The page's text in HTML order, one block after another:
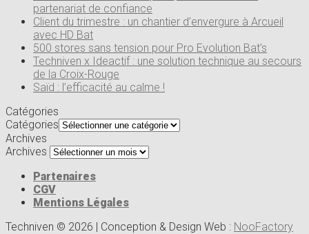
partenariat de confiance
Client du trimestre : un chantier d’envergure à Arcueil
avec HD Bat
500 stores sans tension pour Pro Evolution Bat’s
Techniven x Ideactif : une solution technique au secours
de la Croix-Rouge
Saïd : l’efficacité au calme !
Catégories
Catégories
Archives
Archives
Partenaires
CGV
Mentions Légales
Techniven © 2026 | Conception & Design Web : NooFactory